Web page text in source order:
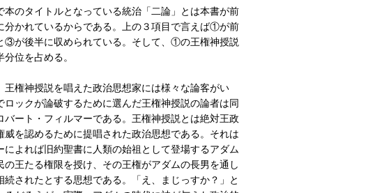
のタイトルとなっている統治「二論」とは本書が前
分かれているからである。上の３項目で言えば①が前
が後半に収められている。そして、①の王権神授説
分位を占める。
権神授説を唱えた政治思想家には様々な論客がい
ロックが論破するために選んだ王権神授説の論者は同
バート・フィルマーである。王権神授説とは絶対王政
威を認めるために提唱された政治思想である。それは
によれば旧約聖書に人類の始祖として登場するアダム
の王たる権限を授け、その王権がアダムの長男を通し
続されたとする思想である。「え、まじっすか？」と